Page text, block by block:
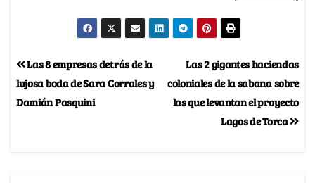
Las 2 gigantes haciendas
coloniales de la sabana sobre
las que levantan el proyecto
Lagos de Torca
Las 8 empresas detrás de la
lujosa boda de Sara Corrales y
Damián Pasquini